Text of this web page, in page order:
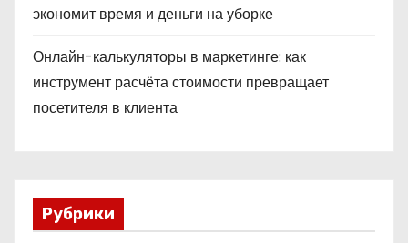
экономит время и деньги на уборке
Онлайн-калькуляторы в маркетинге: как
инструмент расчёта стоимости превращает
посетителя в клиента
Рубрики